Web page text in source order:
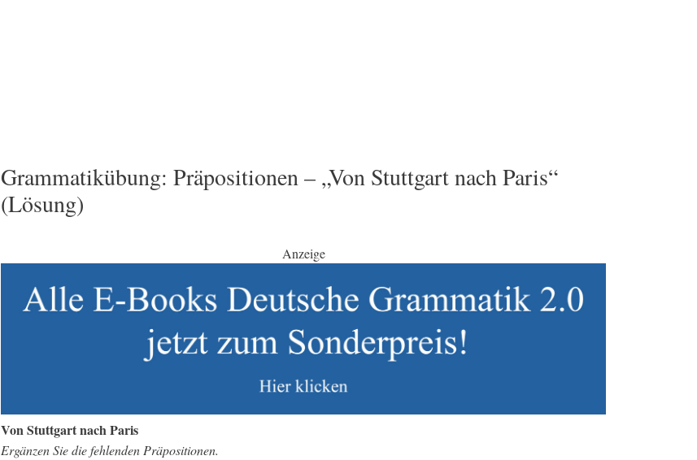
Grammatikübung: Präpositionen – „Von Stuttgart nach Paris“
(Lösung)
Anzeige
Von Stuttgart nach Paris
Ergänzen Sie die fehlenden Präpositionen.